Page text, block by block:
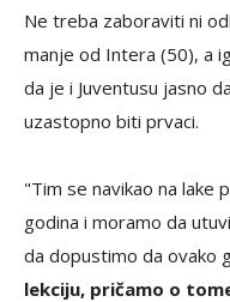
Ne treba zaboraviti ni
manje od Intera (50), a
da je i Juventusu jasno
uzastopno biti prvaci.
"Tim se navikao na lake
godina i moramo da
da dopustimo da ovako
lekciju, pričamo o